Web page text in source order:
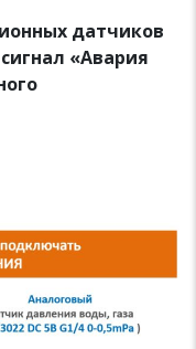
датчиков
«Авария